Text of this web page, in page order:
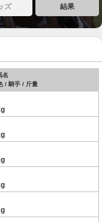
ズ 結果
名
/ 騎手 / 斤量